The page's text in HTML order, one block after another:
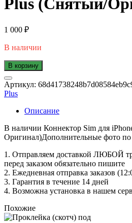
1 000 ₽
В наличии
В корзину
Артикул:
Plus
Описание
В наличии Коннектор Sim для
Оригинал)Дополнительные фото по
1. Oтпpавляем доставкой ЛЮБОЙ
перед заказом обязательно пишите
2. Ежедневная отправка заказов
3. Гарантия в течение 14 дней
4. Возможна установка в нашем
Похожие